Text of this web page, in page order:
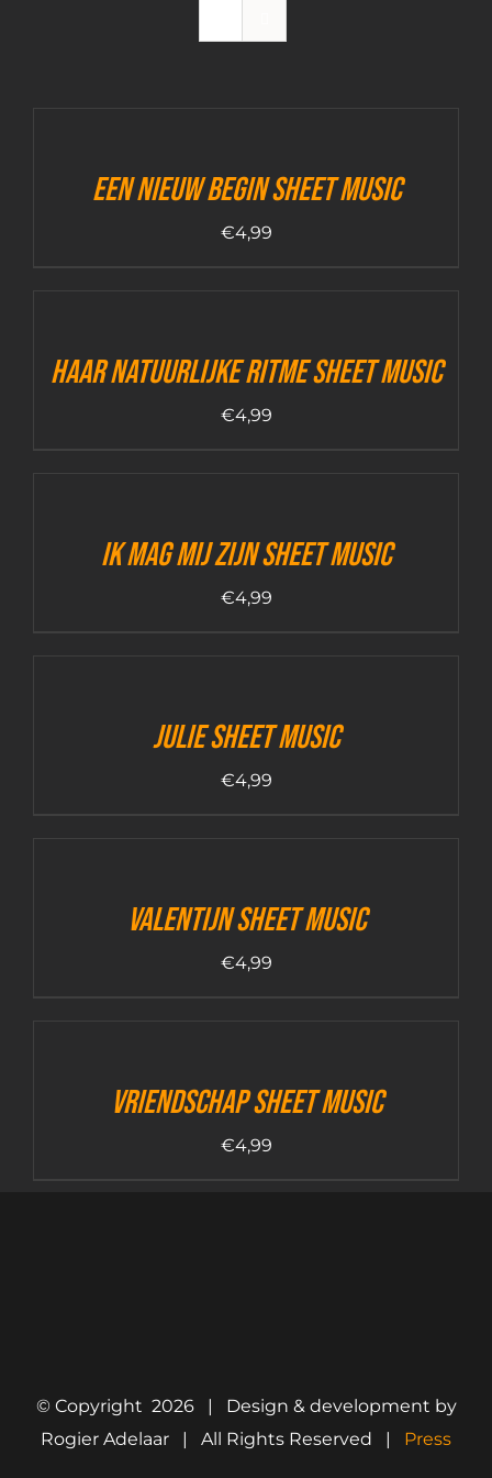
Een Nieuw Begin sheet music
€4,99
Haar Natuurlijke Ritme sheet music
€4,99
Ik Mag Mij Zijn sheet music
€4,99
Julie sheet music
€4,99
Valentijn sheet music
€4,99
Vriendschap sheet music
€4,99
© Copyright 2026 | Design & development by
Rogier Adelaar | All Rights Reserved | Press